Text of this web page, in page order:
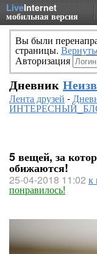
LiveInternet
мобильная версия
Вы были
страницы.
Авторизация
Дневник
Лента друзей -
5 вещей, за
обижаются!
25-04-2018 11:02 к
понравилось!